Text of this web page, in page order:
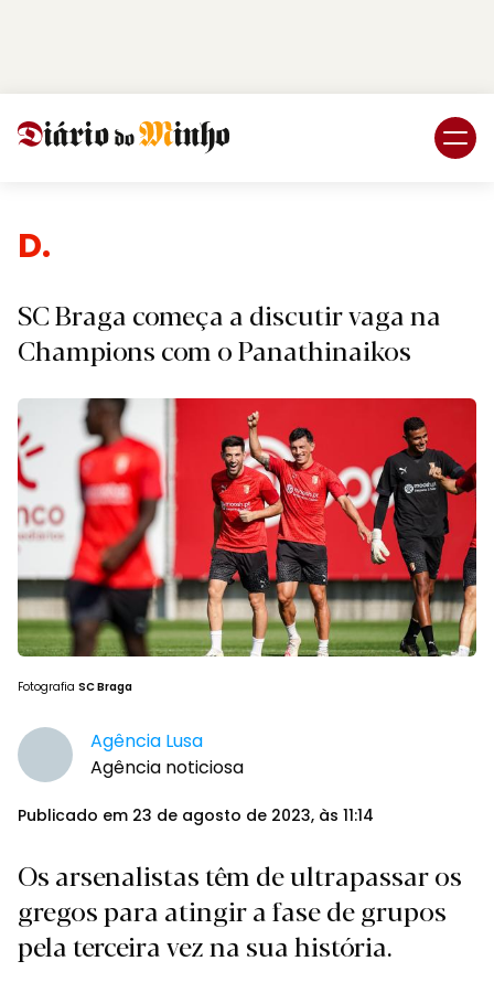
Despo
SC Braga começa a discutir vaga na
Champions com o Panathinaikos
Fotografia SC Braga
Agência Lusa
Agência noticiosa
Publicado em 23 de agosto de 2023, às 11:14
Os arsenalistas têm de ultrapassar os
gregos para atingir a fase de grupos
pela terceira vez na sua história.